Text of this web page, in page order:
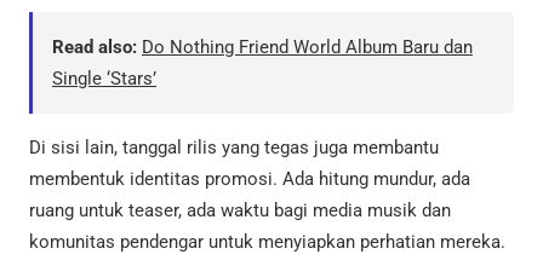
Read also: Do Nothing Friend World Album Baru dan
Single ‘Stars’
Di sisi lain, tanggal rilis yang tegas juga membantu
membentuk identitas promosi. Ada hitung mundur, ada
ruang untuk teaser, ada waktu bagi media musik dan
komunitas pendengar untuk menyiapkan perhatian mereka.